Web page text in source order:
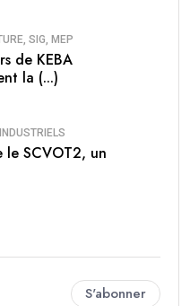
SIG, MEP
de KEBA
la (...)
le SCVOT2, un
S'abonner